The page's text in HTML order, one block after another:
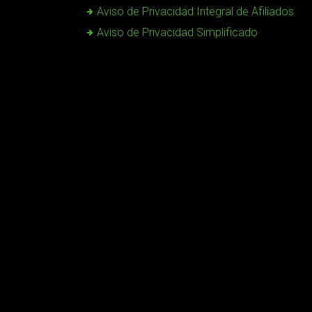
Aviso de Privacidad Integral de Afiliados
Aviso de Privacidad Simplificado